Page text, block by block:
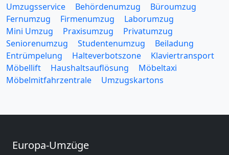
Umzugsservice Behördenumzug
Büroumzug
Fernumzug
Firmenumzug
Laborumzug
Mini Umzug
Praxisumzug
Privatumzug
Seniorenumzug
Studentenumzug
Beiladung
Entrümpelung
Halteverbotszone
Klaviertransport
Möbellift
Haushaltsauflösung
Möbeltaxi
Möbelmitfahrzentrale
Umzugskartons
Europa-Umzüge